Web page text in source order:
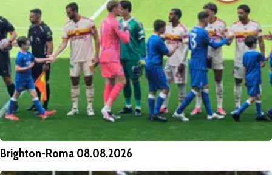
Brighton-Roma 08.08.2026